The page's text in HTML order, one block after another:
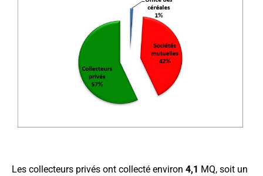
Les collecteurs privés ont collecté environ 4,1 MQ, soit un